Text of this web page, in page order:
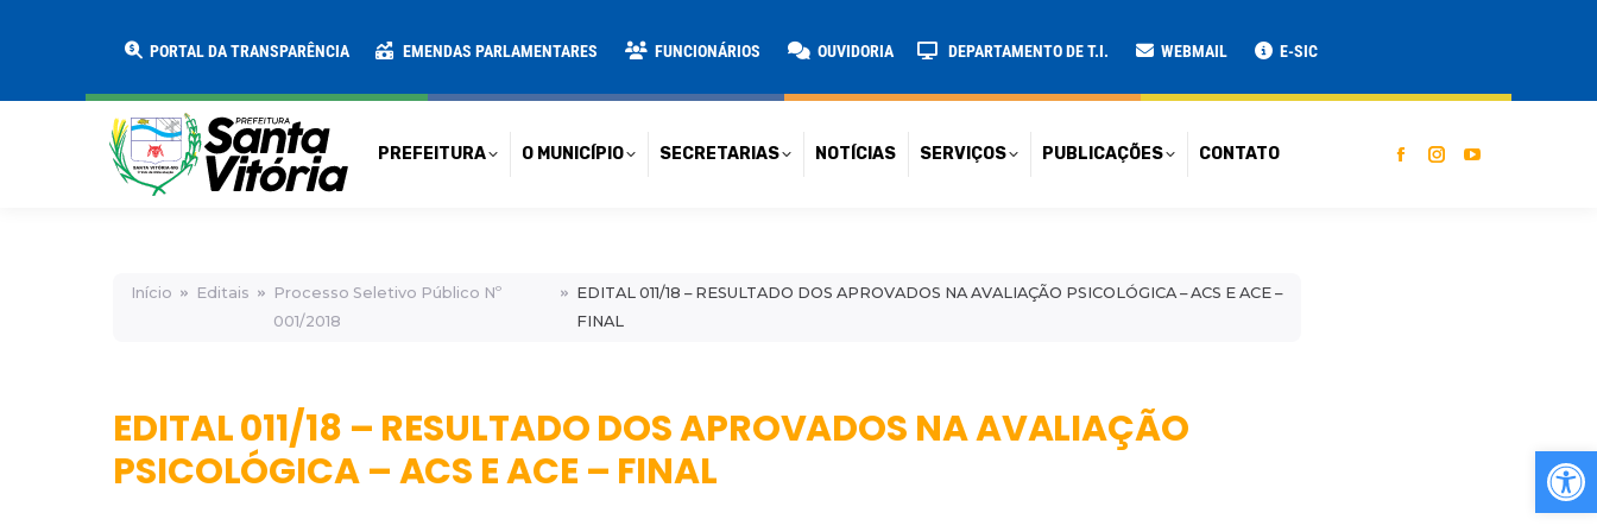
PORTAL DA TRANSPARÊNCIA EMENDAS PARLAMENTARES FUNCIONÁRIOS OUVIDORIA DEPARTAMENTO DE T.I. WEBMAIL E-SIC
PREFEITURA O MUNICÍPIO SECRETARIAS NOTÍCIAS SERVIÇOS PUBLICAÇÕES CONTATO
Início Editais
Processo Seletivo Público Nº
001/2018
EDITAL 011/18 – RESULTADO DOS APROVADOS NA AVALIAÇÃO PSICOLÓGICA – ACS E ACE –
FINAL
EDITAL 011/18 – RESULTADO DOS APROVADOS NA AVALIAÇÃO
PSICOLÓGICA – ACS E ACE – FINAL